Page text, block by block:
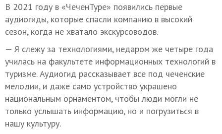
В 2021 году в «ЧеченТуре» появились первые
аудиогиды, которые спасли компанию в высокий
сезон, когда не хватало экскурсоводов.
— Я слежу за технологиями, недаром же четыре года
училась на факультете информационных технологий в
туризме. Аудиогид рассказывает все под чеченские
мелодии, и даже само устройство украшено
национальным орнаментом, чтобы люди могли не
только услышать информацию, но и погрузиться в
нашу культуру.